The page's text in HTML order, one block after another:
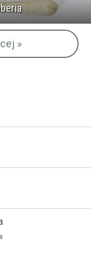
»